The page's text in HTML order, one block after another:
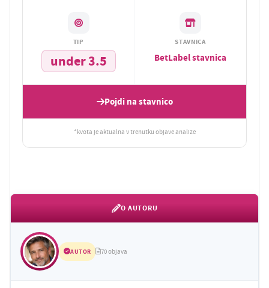
TIP
under 3.5
STAVNICA
BetLabel stavnica
Pojdi na stavnico
*kvota je aktualna v trenutku objave analize
O AUTORU
AUTOR 70 objava